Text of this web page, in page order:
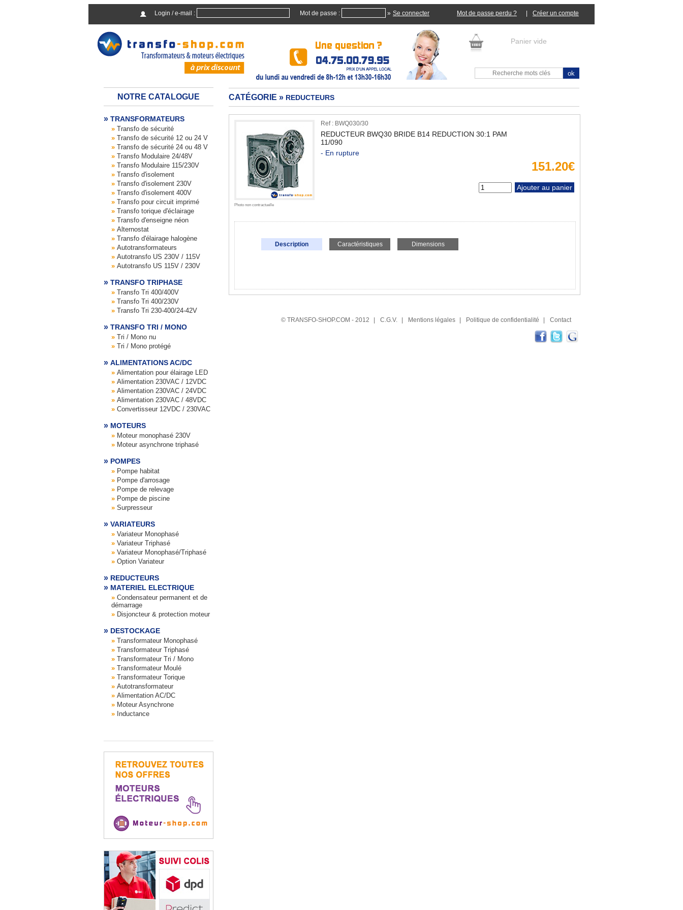
Login / e-mail : Mot de passe : » Mot de passe perdu ?
Panier vide
NOTRE CATALOGUE
TRANSFORMATEURS
Transfo de sécurité
Transfo de sécurité 12 ou 24 V
Transfo de sécurité 24 ou 48 V
Transfo Modulaire 24/48V
Transfo Modulaire 115/230V
Transfo d'isolement
Transfo d'isolement 230V
Transfo d'isolement 400V
Transfo pour circuit imprimé
Transfo torique d'éclairage
Transfo d'enseigne néon
Alternostat
Transfo d'élairage halogène
Autotransformateurs
Autotransfo US 230V / 115V
Autotransfo US 115V / 230V
TRANSFO TRIPHASE
Transfo Tri 400/400V
Transfo Tri 400/230V
Transfo Tri 230-400/24-42V
TRANSFO TRI / MONO
Tri / Mono nu
Tri / Mono protégé
ALIMENTATIONS AC/DC
Alimentation pour élairage LED
Alimentation 230VAC / 12VDC
Alimentation 230VAC / 24VDC
Alimentation 230VAC / 48VDC
Convertisseur 12VDC / 230VAC
MOTEURS
Moteur monophasé 230V
Moteur asynchrone triphasé
POMPES
Pompe habitat
Pompe d'arrosage
Pompe de relevage
Pompe de piscine
Surpresseur
VARIATEURS
Variateur Monophasé
Variateur Triphasé
Variateur Monophasé/Triphasé
Option Variateur
REDUCTEURS
MATERIEL ELECTRIQUE
Condensateur permanent et de
démarrage
Disjoncteur & protection moteur
DESTOCKAGE
Transformateur Monophasé
Transformateur Triphasé
Transformateur Tri / Mono
Transformateur Moulé
Transformateur Torique
Autotransformateur
Alimentation AC/DC
Moteur Asynchrone
Inductance
CATÉGORIE » REDUCTEURS
Photo non contractuelle
Ref : BWQ030/30
REDUCTEUR BWQ30 BRIDE B14 REDUCTION 30:1 PAM
11/090
- En rupture
151.20€
Description Caractéristiques Dimensions
© TRANSFO-SHOP.COM - 2012 C.G.V. Mentions légales Politique de confidentialité Contact